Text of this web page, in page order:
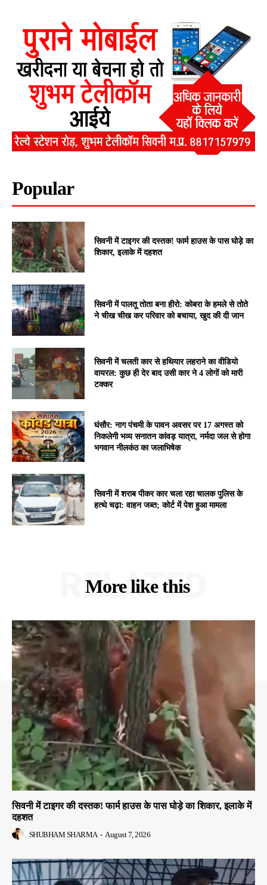
Popular
सिवनी में टाइगर की दस्तक! फार्म हाउस के पास घोड़े का
शिकार, इलाके में दहशत
सिवनी में पालतू तोता बना हीरो: कोबरा के हमले से तोते
ने चीख चीख कर परिवार को बचाया, खुद की दी जान
सिवनी में चलती कार से हथियार लहराने का वीडियो
वायरल: कुछ ही देर बाद उसी कार ने 4 लोगों को मारी
टक्कर
घंसौर: नाग पंचमी के पावन अवसर पर 17 अगस्त को
निकलेगी भव्य सनातन कांवड़ यात्रा, नर्मदा जल से होगा
भगवान नीलकंठ का जलाभिषेक
सिवनी में शराब पीकर कार चला रहा चालक पुलिस के
हत्थे चढ़ा: वाहन जब्त; कोर्ट में पेश हुआ मामला
More like this
RELATED
सिवनी में टाइगर की दस्तक! फार्म हाउस के पास घोड़े का शिकार, इलाके में
दहशत
SHUBHAM SHARMA - August 7, 2026